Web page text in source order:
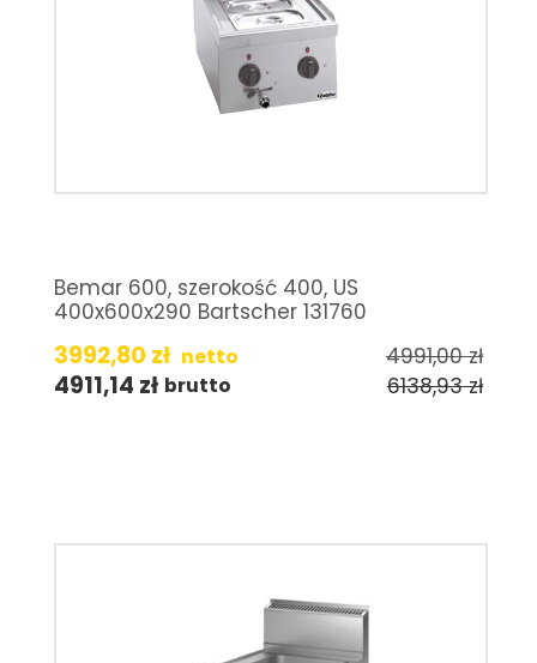
Bemar 600, szerokość 400, US
400x600x290 Bartscher 131760
3992,80 zł netto 4991,00zł
4911,14 zł brutto 6138,93zł